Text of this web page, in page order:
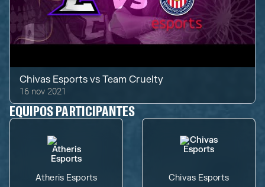
Chivas Esports vsTeam Cruelty
16 nov 2021
EQUIPOS PARTICIPANTES
Atheris Esports Chivas Esports